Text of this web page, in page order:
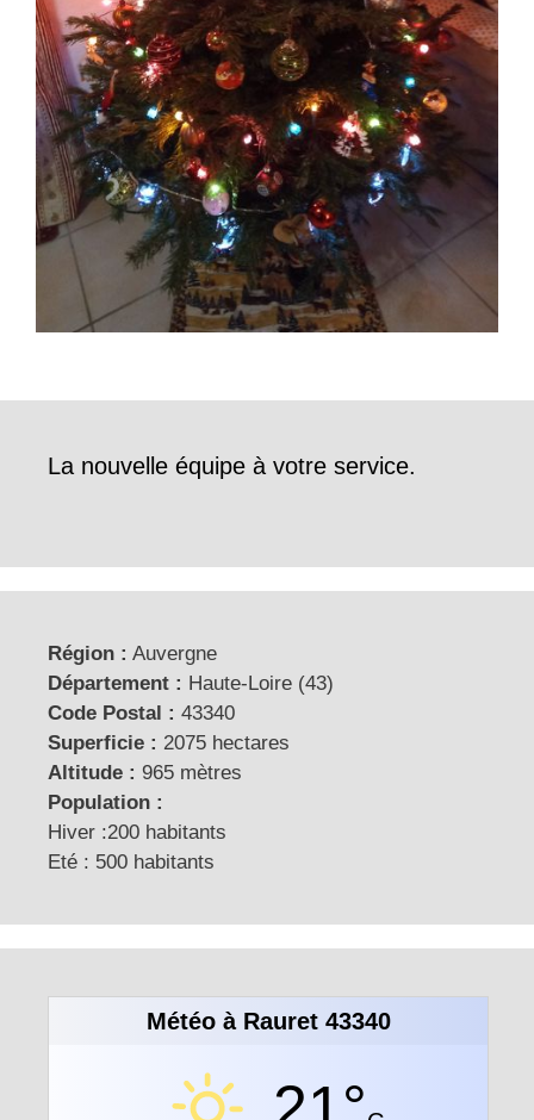
La nouvelle équipe à votre service.
Région : Auvergne
Département : Haute-Loire (43)
Code Postal : 43340
Superficie : 2075 hectares
Altitude : 965 mètres
Population :
Hiver :200 habitants
Eté : 500 habitants
Météo à Rauret 43340